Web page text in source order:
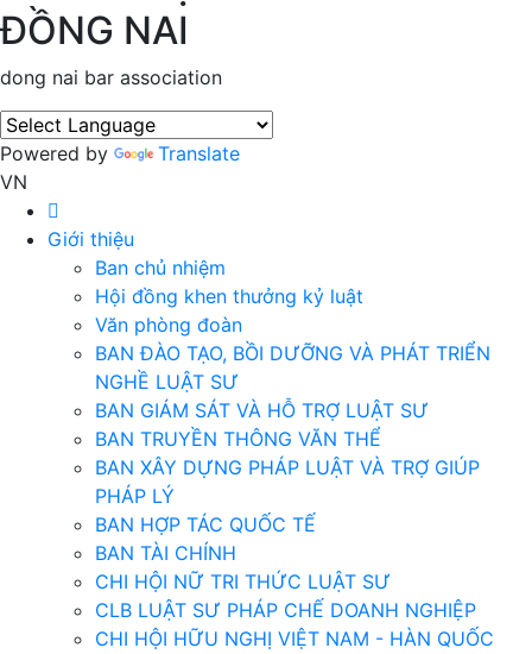
ĐỒNG NAI
dong nai bar association
Powered by
Translate
VN
Giới thiệu
Ban chủ nhiệm
Hội đồng khen thưởng kỷ luật
Văn phòng đoàn
BAN ĐÀO TẠO, BỒI DƯỠNG VÀ PHÁT TRIỂN
NGHỀ LUẬT SƯ
BAN GIÁM SÁT VÀ HỖ TRỢ LUẬT SƯ
BAN TRUYỀN THÔNG VĂN THỂ
BAN XÂY DỰNG PHÁP LUẬT VÀ TRỢ GIÚP
PHÁP LÝ
BAN HỢP TÁC QUỐC TẾ
BAN TÀI CHÍNH
CHI HỘI NỮ TRI THỨC LUẬT SƯ
CLB LUẬT SƯ PHÁP CHẾ DOANH NGHIỆP
CHI HỘI HỮU NGHỊ VIỆT NAM - HÀN QUỐC